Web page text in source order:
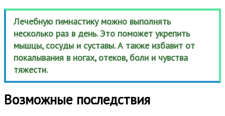
Лечебную гимнастику можно выполнять
несколько раз в день. Это поможет укрепить
мышцы, сосуды и суставы. А также избавит от
покалывания в ногах, отеков, боли и чувства
тяжести.
Возможные последствия